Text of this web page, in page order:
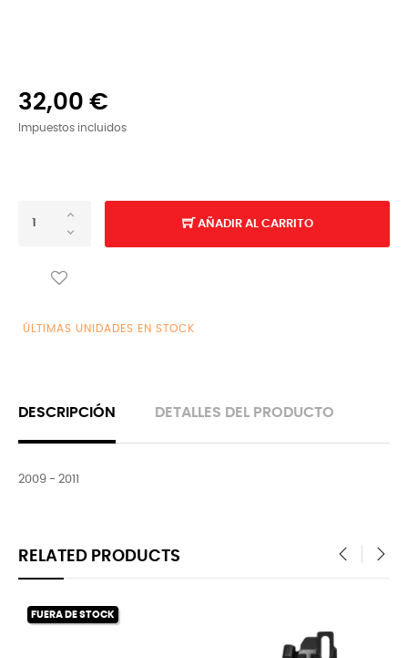
32,00 €
Impuestos incluidos
AÑADIR AL CARRITO
ÚLTIMAS UNIDADES EN STOCK
DESCRIPCIÓN DETALLES DEL PRODUCTO
2009 - 2011
RELATED PRODUCTS
FUERA DE STOCK